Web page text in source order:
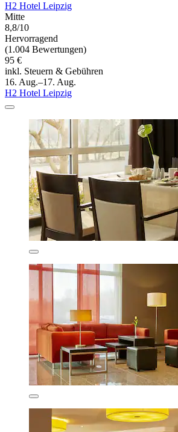
H2 Hotel Leipzig
Mitte
8,8/10
Hervorragend
(1.004 Bewertungen)
95 €
inkl. Steuern & Gebühren
16. Aug.–17. Aug.
H2 Hotel Leipzig